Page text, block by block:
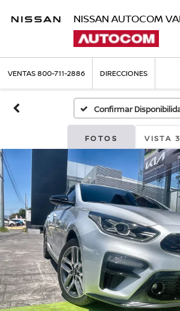
NISSAN AUTOCOM
VENTAS800-711-2886 DIRECCIONES
Confirmar
FOTOS VISTA